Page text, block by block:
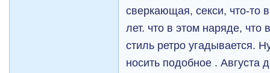
сверкающая, секси, что-то
лет. что в этом наряде, что
стиль ретро угадывается.
носить подобное .